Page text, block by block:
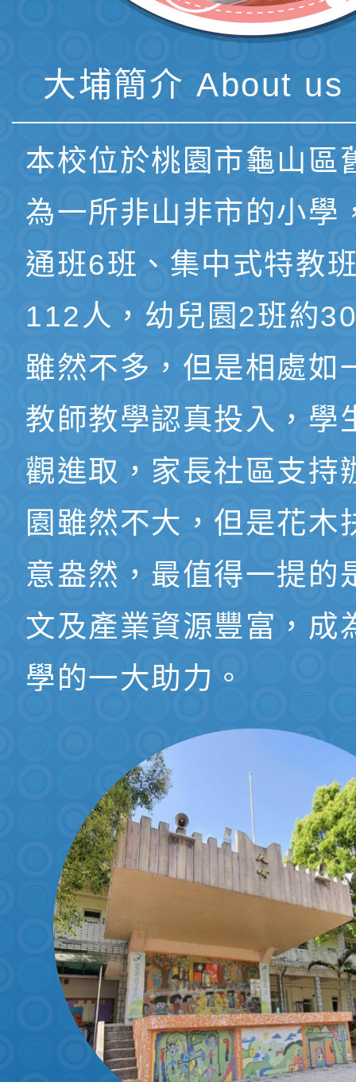
大埔簡介 About us
本校位於桃園市龜山區
為一所非山非市的小學
通班6班、集中式特教
112人，幼兒園2班約
雖然不多，但是相處如
教師教學認真投入，學
觀進取，家長社區支持
園雖然不大，但是花木
意盎然，最值得一提的
文及產業資源豐富，成
學的一大助力。